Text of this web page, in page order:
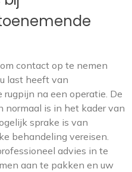
contact op te nemen
last heeft van
na een operatie. De
normaal is in het kader van
sprake is van
behandeling vereisen.
advies in te
aan te pakken en uw